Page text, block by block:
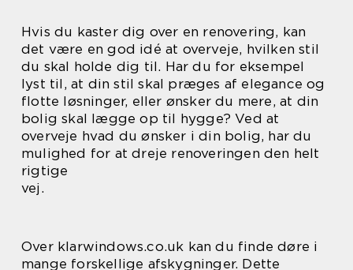
Hvis du kaster dig over en renovering, kan
det være en god idé at overveje, hvilken stil
du skal holde dig til. Har du for eksempel
lyst til, at din stil skal præges af elegance og
flotte løsninger, eller ønsker du mere, at din
bolig skal lægge op til hygge? Ved at
overveje hvad du ønsker i din bolig, har du
mulighed for at dreje renoveringen den helt
rigtige
vej.
Over klarwindows.co.uk kan du finde døre i
mange forskellige afskygninger. Dette